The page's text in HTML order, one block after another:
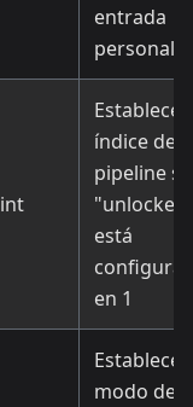
entrada
int
Establece
índice del
pipeline si
está
en 1
Establece
modo de